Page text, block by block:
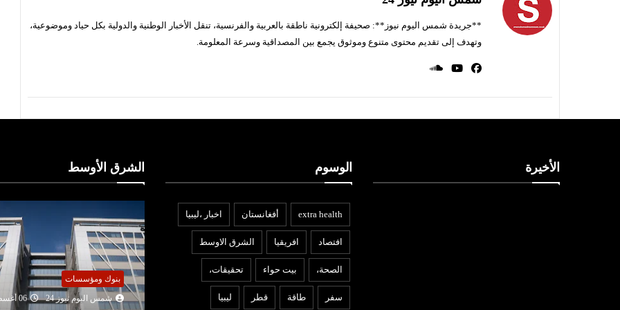
**جريدة شمس اليوم نيوز**: صحيفة إلكترونية ناطقة بالعربية والفرنسية، تنقل الأخبار الوطنية والدولية بكل حياد وموضوعية،
وتهدف إلى تقديم محتوى متنوع وموثوق يجمع بين المصداقية وسرعة المعلومة.
الأخيرة الوسوم
extra health أفغانستان اخبار ،ليبيا
افتصاد افريقيا الشرق الاوسط
الصحة، بيت حواء تحقيقات،
سفر طاقة قطر ليبيا
الشرق الأوسط
عربي ودولي
بنوك ومؤسسات
شمس اليوم نيوز 24
06